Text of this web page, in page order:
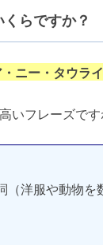
くらですか？
ニー・タウラ
いフレーズです
（洋服や動物を